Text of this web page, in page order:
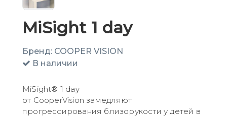
MiSight 1 day
Бренд: COOPER VISION
В наличии
MiSight® 1 day
от CooperVision замедляют
прогрессирования близорукости у детей в